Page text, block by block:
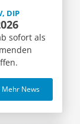
DIP
sofort als
Mehr News